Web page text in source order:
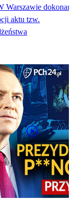
Warszawie
aktu tzw.